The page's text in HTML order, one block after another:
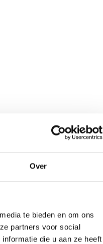
Over
te bieden en om ons
partners voor social
die u aan ze heeft